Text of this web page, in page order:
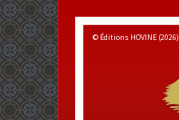
© Éditions HOVINE (2026)